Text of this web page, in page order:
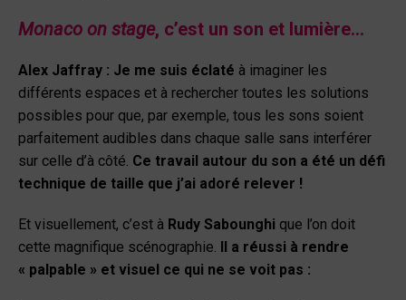
Monaco on stage, c’est un son et lumière…
Alex Jaffray : Je me suis éclaté à imaginer les
différents espaces et à rechercher toutes les solutions
possibles pour que, par exemple, tous les sons soient
parfaitement audibles dans chaque salle sans interférer
sur celle d’à côté. Ce travail autour du son a été un défi
technique de taille que j’ai adoré relever !
Et visuellement, c’est à Rudy Sabounghi que l’on doit
cette magnifique scénographie. Il a réussi à rendre
« palpable » et visuel ce qui ne se voit pas :